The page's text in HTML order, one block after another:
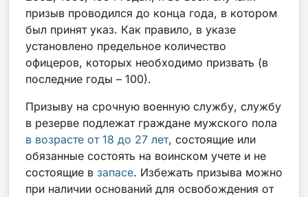
призыв проводился до конца года, в котором
был принят указ. Как правило, в указе
установлено предельное количество
офицеров, которых необходимо призвать (в
последние годы – 100).
Призыву на срочную военную службу, службу
в резерве подлежат граждане мужского пола
в возрасте от 18 до 27 лет, состоящие или
обязанные состоять на воинском учете и не
состоящие в запасе. Избежать призыва можно
при наличии оснований для освобождения от